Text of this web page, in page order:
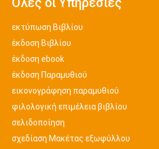
εκτύπωση Βιβλίου
έκδοση Βιβλίου
έκδοση ebook
έκδοση Παραμυθιού
εικονογράφηση παραμυθιού
φιλολογική επιμέλεια βιβλίου
σελιδοποίηση
σχεδίαση Μακέτας εξωφύλλου